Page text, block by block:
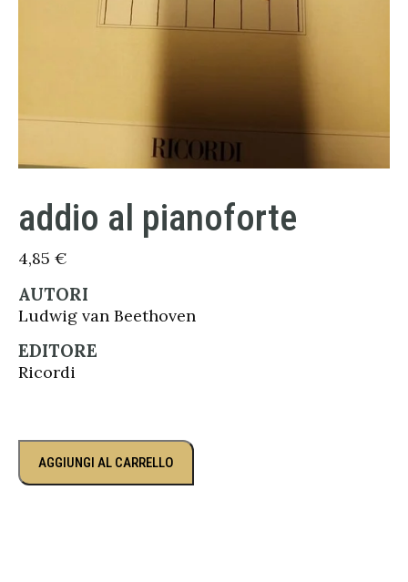
addio al pianoforte
4,85 €
AUTORI
Ludwig van Beethoven
EDITORE
Ricordi
AGGIUNGI AL CARRELLO